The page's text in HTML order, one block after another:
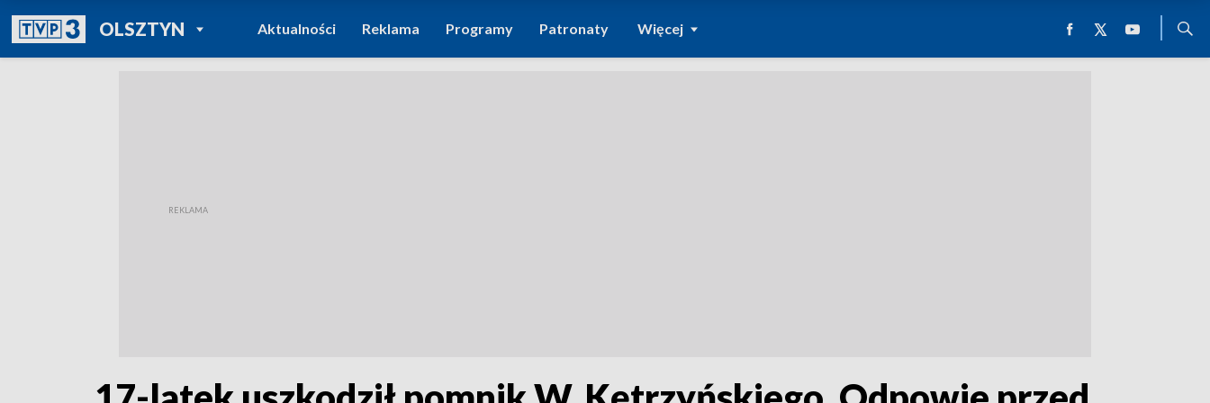
OLSZTYNPOWRÓT DO
TVP REGIONY
Aktualności Reklama Programy Patronaty Więcej